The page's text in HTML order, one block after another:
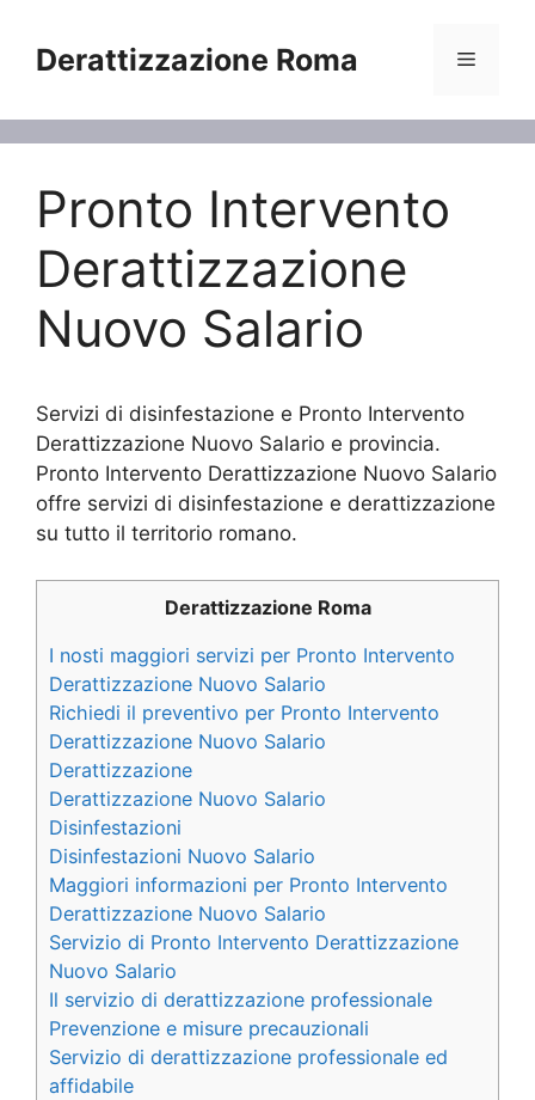
contenuto
Derattizzazione Roma Menu
Pronto Intervento
Derattizzazione
Nuovo Salario
Servizi di disinfestazione e Pronto Intervento
Derattizzazione Nuovo Salario e provincia.
Pronto Intervento Derattizzazione Nuovo Salario
offre servizi di disinfestazione e derattizzazione
su tutto il territorio romano.
Derattizzazione Roma
I nosti maggiori servizi per Pronto Intervento
Derattizzazione Nuovo Salario
Richiedi il preventivo per Pronto Intervento
Derattizzazione Nuovo Salario
Derattizzazione
Derattizzazione Nuovo Salario
Disinfestazioni
Disinfestazioni Nuovo Salario
Maggiori informazioni per Pronto Intervento
Derattizzazione Nuovo Salario
Servizio di Pronto Intervento Derattizzazione
Nuovo Salario
Il servizio di derattizzazione professionale
Prevenzione e misure precauzionali
Servizio di derattizzazione professionale ed
affidabile